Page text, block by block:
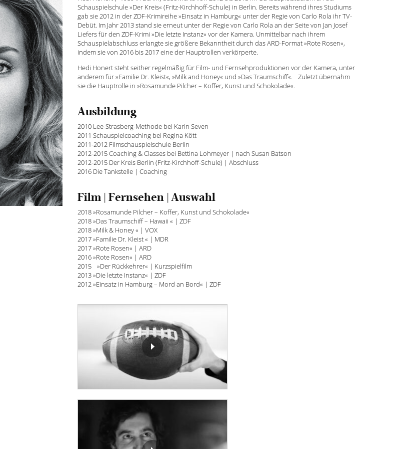
Schauspielschule »Der Kreis« (Fritz-Kirchhoff-Schule) in Berlin. Bereits während ihres Studiums
gab sie 2012 in der ZDF-Krimireihe »Einsatz in Hamburg« unter der Regie von Carlo Rola ihr TV-
Debüt. Im Jahr 2013 stand sie erneut unter der Regie von Carlo Rola an der Seite von Jan Josef
Liefers für den ZDF-Krimi »Die letzte Instanz« vor der Kamera. Unmittelbar nach ihrem
Schauspielabschluss erlangte sie größere Bekanntheit durch das ARD-Format »Rote Rosen«,
indem sie von 2016 bis 2017 eine der Hauptrollen verkörperte.
Hedi Honert steht seither regelmäßig für Film- und Fernsehproduktionen vor der Kamera, unter
anderem für »Familie Dr. Kleist«, »Milk and Honey« und »Das Traumschiff«. Zuletzt übernahm
sie die Hauptrolle in »Rosamunde Pilcher – Koffer, Kunst und Schokolade«.
Ausbildung
2010 Lee-Strasberg-Methode bei Karin Seven
2011 Schauspielcoaching bei Regina Kött
2011-2012 Filmschauspielschule Berlin
2012-2015 Coaching & Classes bei Bettina Lohmeyer | nach Susan Batson
2012-2015 Der Kreis Berlin (Fritz-Kirchhoff-Schule) | Abschluss
2016 Die Tankstelle | Coaching
Film | Fernsehen | Auswahl
2018 »Rosamunde Pilcher – Koffer, Kunst und Schokolade«
2018 »Das Traumschiff – Hawaii « | ZDF
2018 »Milk & Honey « | VOX
2017 »Familie Dr. Kleist « | MDR
2017 »Rote Rosen« | ARD
2016 »Rote Rosen« | ARD
2015 »Der Rückkehrer« | Kurzspielfilm
2013 »Die letzte Instanz« | ZDF
2012 »Einsatz in Hamburg – Mord an Bord« | ZDF